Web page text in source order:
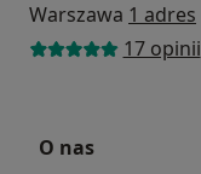
Warszawa 1 adres
17 opinii
O nas